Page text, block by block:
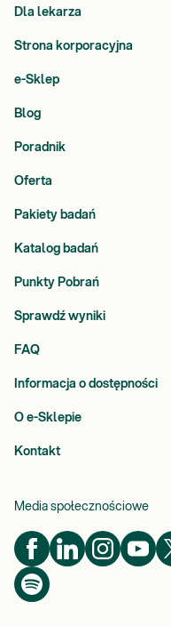
Dla lekarza
Strona korporacyjna
e-Sklep
Blog
Poradnik
Oferta
Pakiety badań
Katalog badań
Punkty Pobrań
Sprawdź wyniki
FAQ
Informacja o dostępności
O e-Sklepie
Kontakt
Media społecznościowe